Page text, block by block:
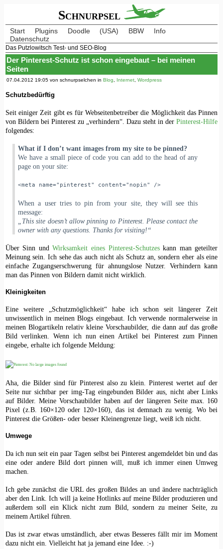
Schnurpsel
Start Plugins Doodle (USA) BBW
Info
Datenschutz
Das Putzlowitsch Test- und SEO-Blog
Der Pinterest-Schutz ist schon eingebaut – bei meinen
Seiten
07.04.2012 19:05 von schnurpselchen in Blog Internet, Wordpress
Schutzbedürftig
Seit einiger Zeit gibt es für Webseitenbetreiber die Möglichkeit das Pinnen
von Bildern bei Pinterest zu „verhindern“. Dazu steht in derPinterest-Hilfe
folgendes:
What if I don’t want images from my site to be pinned?
We have a small piece of code you can add to the head of any
page on your site:
<meta name="pinterest" content="nopin" />
When a user tries to pin from your site, they will see this
message:
„This site doesn’t allow pinning to Pinterest. Please contact the
owner with any questions. Thanks for visiting!“
Über Sinn undWirksamkeit eines Pinterest-Schutzeskann man geteilter
Meinung sein. Ich sehe das auch nicht als Schutz an, sondern eher als eine
einfache Zugangserschwerung für ahnungslose Nutzer. Verhindern kann
man das Pinnen von Bildern damit nicht wirklich.
Kleinigkeiten
Eine weitere „Schutzmöglichkeit“ habe ich schon seit längerer Zeit
unwissentlich in meinen Blogs eingebaut. Ich verwende normalerweise in
meinen Blogartikeln relativ kleine Vorschaubilder, die dann auf das große
Bild verlinken. Wenn ich nun einen Artikel bei Pinterest zum Pinnen
eingebe, erhalte ich folgende Meldung:
Aha, die Bilder sind für Pinterest also zu klein. Pinterest wertet auf der
Seite nur sichtbar per img-Tag eingebunden Bilder aus, nicht aber Links
auf Bilder. Meine Vorschaubilder haben auf der längeren Seite max. 160
Pixel (z.B. 160×120 oder 120×160), das ist demnach zu wenig. Wo bei
Pinterest die Größen- oder besser Kleinengrenze liegt, weiß ich nicht.
Umwege
Da ich nun seit ein paar Tagen selbst bei Pinterest angemdeldet bin und das
eine oder andere Bild dort pinnen will, muß ich immer einen Umweg
machen.
Ich gebe zunächst die URL des großen Bildes an und ändere nachträglich
aber den Link. Ich will ja keine Hotlinks auf meine Bilder produzieren und
außerdem soll ein Klick nicht zum Bild, sondern zu meiner Seite, zu
meinem Artikel führen.
Das ist zwar etwas umständlich, aber etwas Besseres fällt mir im Moment
dazu nicht ein. Vielleicht hat ja jemand eine Idee. :-)